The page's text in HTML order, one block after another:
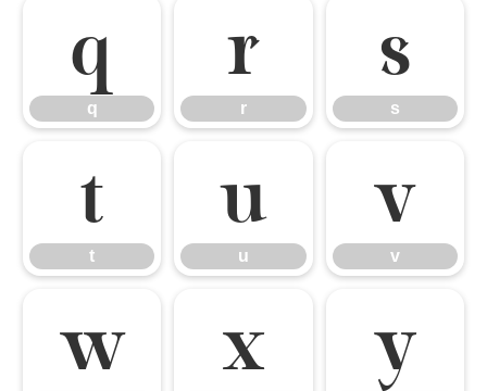
q
q
r
r
s
s
t
t
u
u
v
v
w x y